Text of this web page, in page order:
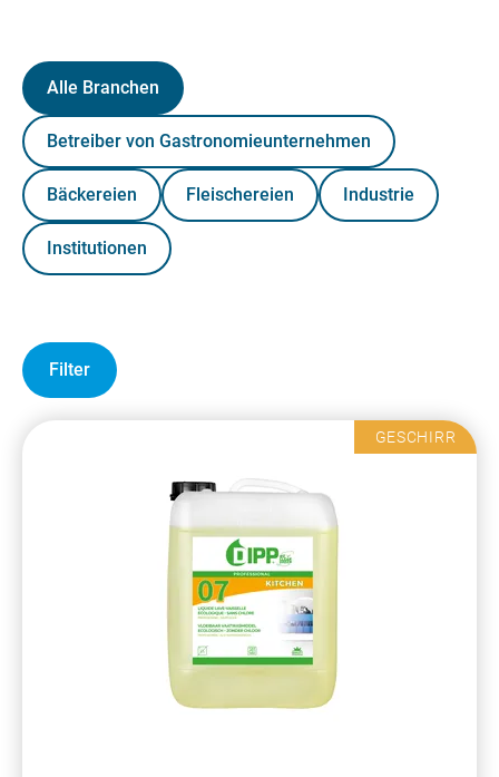
Alle Branchen
Betreiber von Gastronomieunternehmen
Bäckereien Fleischereien Industrie
Institutionen
Filter
GESCHIRR